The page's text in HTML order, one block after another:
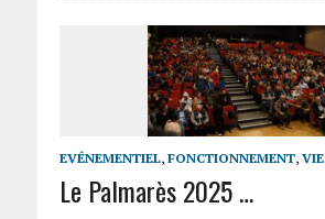
EVÉNEMENTIEL, FONCTIONNEMENT,
Le Palmarès 2025 …